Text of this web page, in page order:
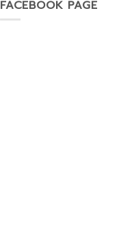
FACEBOOK PAGE